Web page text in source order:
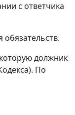
с ответчика
должник
По